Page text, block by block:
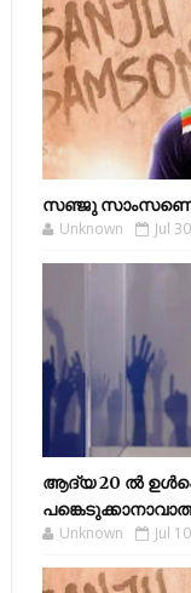
സഞ്ജു സാംസണെ
Unknown Jul
ആദ്യ 20 ല്‍
Unknown Jul